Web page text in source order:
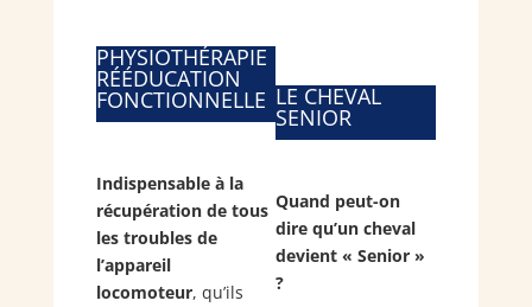
PHYSIOTHÉRAPIE
RÉÉDUCATION
FONCTIONNELLE
Indispensable à la
récupération de tous
les troubles de
l’appareil
locomoteur, qu’ils
LE CHEVAL
SENIOR
Quand peut-on
dire qu’un cheval
devient « Senior »
?